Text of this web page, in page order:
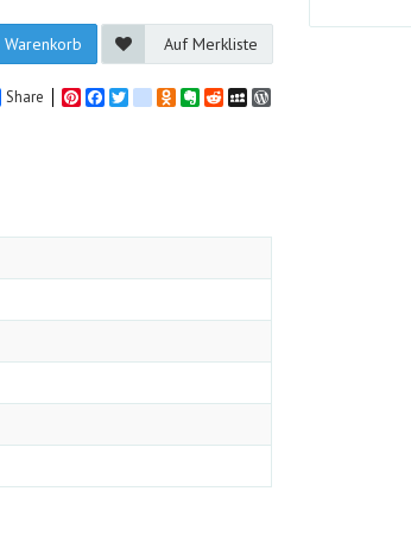
Auf Merkliste
Share PinterestFacebook
Twittergoogle_bookmarks
Odnoklassniki
Evernote
RedditMySpaceWordPress